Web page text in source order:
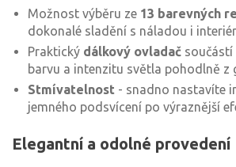
Možnost výběru ze 13 barevných
dokonalé sladění s náladou i
Praktický dálkový ovladač součástí
barvu a intenzitu světla pohodlně z
Stmívatelnost - snadno nastavíte
jemného podsvícení po výraznější
Elegantní a odolné provedení